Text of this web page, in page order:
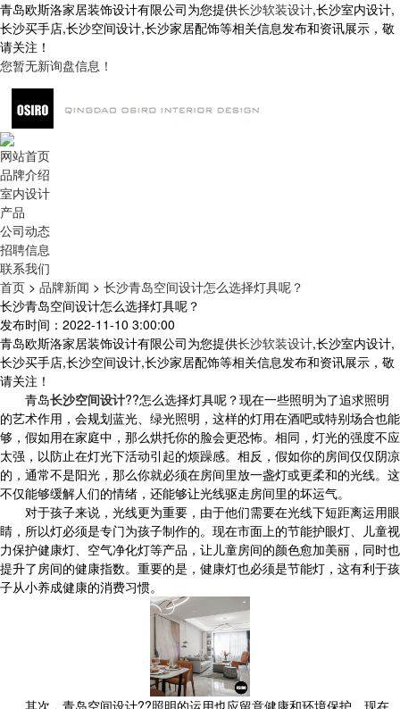
青岛欧斯洛家居装饰设计有限公司为您提供长沙软装设计,长沙室内设计,
长沙买手店,长沙空间设计,长沙家居配饰等相关信息发布和资讯展示，敬
请关注！
您暂无新询盘信息！
网站首页
品牌介绍
室内设计
产品
公司动态
招聘信息
联系我们
首页 > 品牌新闻 > 长沙青岛空间设计怎么选择灯具呢？
长沙青岛空间设计怎么选择灯具呢？
发布时间：2022-11-10 3:00:00
青岛欧斯洛家居装饰设计有限公司为您提供长沙软装设计,长沙室内设计,
长沙买手店,长沙空间设计,长沙家居配饰等相关信息发布和资讯展示，敬
请关注！
青岛长沙空间设计??怎么选择灯具呢？现在一些照明为了追求照明
的艺术作用，会规划蓝光、绿光照明，这样的灯用在酒吧或特别场合也能
够，假如用在家庭中，那么烘托你的脸会更恐怖。相同，灯光的强度不应
太强，以防止在灯光下活动引起的烦躁感。相反，假如你的房间仅仅阴凉
的，通常不是阳光，那么你就必须在房间里放一盏灯或更柔和的光线。这
不仅能够缓解人们的情绪，还能够让光线驱走房间里的坏运气。
对于孩子来说，光线更为重要，由于他们需要在光线下短距离运用眼
睛，所以灯必须是专门为孩子制作的。现在市面上的节能护眼灯、儿童视
力保护健康灯、空气净化灯等产品，让儿童房间的颜色愈加美丽，同时也
提升了房间的健康指数。重要的是，健康灯也必须是节能灯，这有利于孩
子从小养成健康的消费习惯。